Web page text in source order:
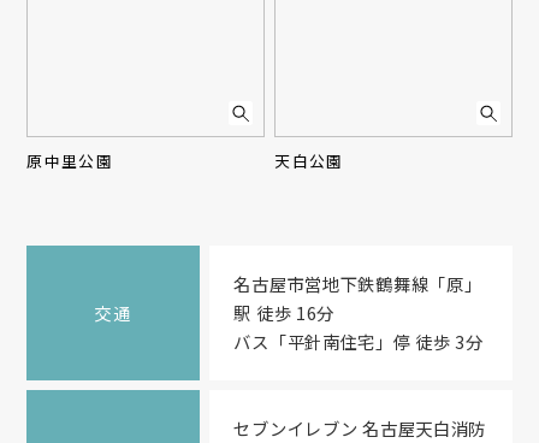
原中里公園 天白公園
交通
名古屋市営地下鉄鶴舞線「原」
駅 徒歩 16分
バス「平針南住宅」停 徒歩 3分
セブンイレブン 名古屋天白消防